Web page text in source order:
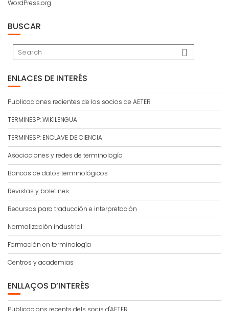
WordPress.org
BUSCAR
ENLACES DE INTERÉS
Publicaciones recientes de los socios de AETER
TERMINESP: WIKILENGUA
TERMINESP: ENCLAVE DE CIENCIA
Asociaciones y redes de terminología
Bancos de datos terminológicos
Revistas y boletines
Recursos para traducción e interpretación
Normalización industrial
Formación en terminología
Centros y academias
ENLLAÇOS D’INTERÈS
Publicacions recents dels socis d'AETER